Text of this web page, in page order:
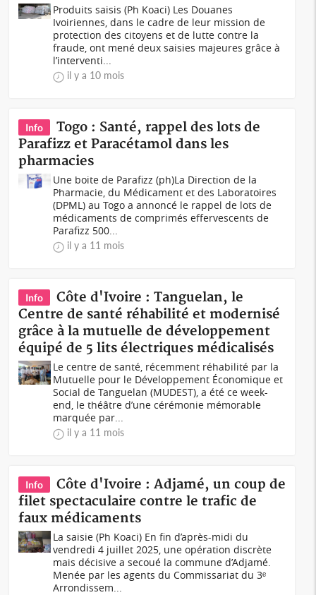
Produits saisis (Ph Koaci) Les Douanes
Ivoiriennes, dans le cadre de leur mission de
protection des citoyens et de lutte contre la
fraude, ont mené deux saisies majeures grâce à
l’interventi...
il y a 10 mois
Info
Togo : Santé, rappel des lots de
Parafizz et Paracétamol dans les
pharmacies
Une boite de Parafizz (ph)La Direction de la
Pharmacie, du Médicament et des Laboratoires
(DPML) au Togo a annoncé le rappel de lots de
médicaments de comprimés effervescents de
Parafizz 500...
il y a 11 mois
Info
Côte d'Ivoire : Tanguelan, le
Centre de santé réhabilité et modernisé
grâce à la mutuelle de développement
équipé de 5 lits électriques médicalisés
Le centre de santé, récemment réhabilité par la
Mutuelle pour le Développement Économique et
Social de Tanguelan (MUDEST), a été ce week-
end, le théâtre d’une cérémonie mémorable
marquée par...
il y a 11 mois
Info
Côte d'Ivoire : Adjamé, un coup de
filet spectaculaire contre le trafic de
faux médicaments
La saisie (Ph Koaci) En fin d’après-midi du
vendredi 4 juillet 2025, une opération discrète
mais décisive a secoué la commune d’Adjamé.
Menée par les agents du Commissariat du 3ᵉ
Arrondissem...